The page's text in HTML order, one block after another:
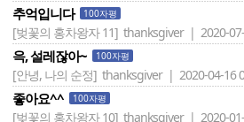
추억입니다 100자평
[벚꽃의 홍차왕자 11] thanksgiver | 2020-07-
윽, 설레잖아~ 100자평
[안녕, 나의 순정] thanksgiver | 2020-04-16
좋아요^^ 100자평
[벚꽃의 홍차왕자 10] thanksgiver | 2020-